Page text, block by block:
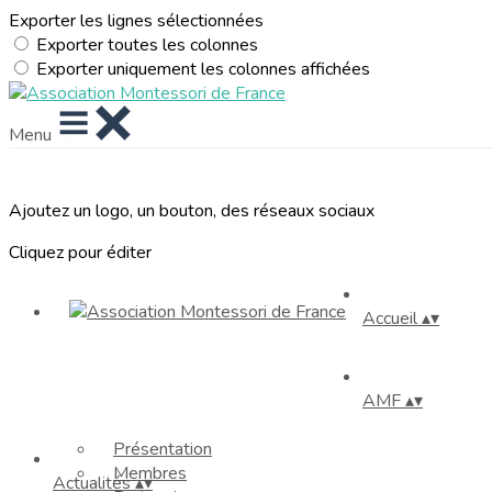
Exporter les lignes sélectionnées
Exporter toutes les colonnes
Exporter uniquement les colonnes affichées
Menu
Ajoutez un logo, un bouton, des réseaux sociaux
Cliquez pour éditer
Accueil▴▾
AMF▴▾
Présentation
Membres
Actualités▴▾